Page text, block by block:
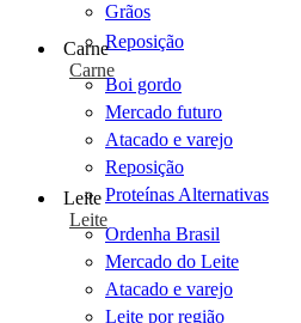
Grãos
Reposição
Carne
Carne
Boi gordo
Mercado futuro
Atacado e varejo
Reposição
Proteínas Alternativas
Leite
Leite
Ordenha Brasil
Mercado do Leite
Atacado e varejo
Leite por região